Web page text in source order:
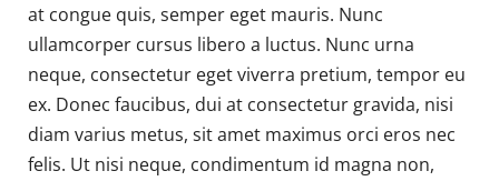
at congue quis, semper eget mauris. Nunc
ullamcorper cursus libero a luctus. Nunc urna
neque, consectetur eget viverra pretium, tempor eu
ex. Donec faucibus, dui at consectetur gravida, nisi
diam varius metus, sit amet maximus orci eros nec
felis. Ut nisi neque, condimentum id magna non,